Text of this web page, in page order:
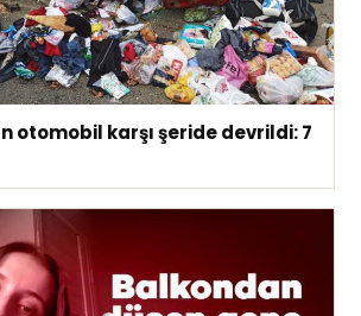
otomobil karşı şeride devrildi: 7